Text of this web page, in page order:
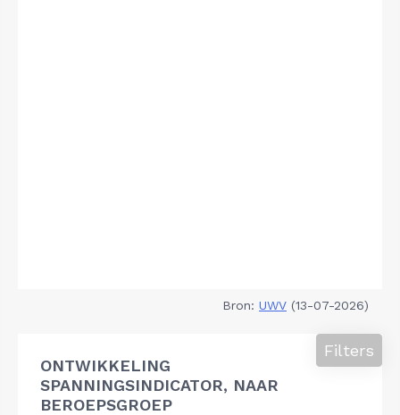
Bron: UWV (13-07-2026)
ONTWIKKELING
SPANNINGSINDICATOR, NAAR
BEROEPSGROEP
Filters